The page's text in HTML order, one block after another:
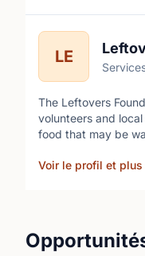
LE
The Leftovers
volunteers and
food that may be
Voir le profil et